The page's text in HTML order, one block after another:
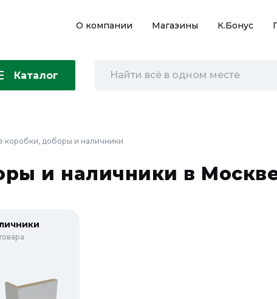
О компании Магазины К.Бонус
Каталог
коробки, доборы и наличники
и наличники в